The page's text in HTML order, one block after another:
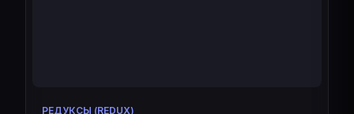
РЕДУКСЫ (REDUX)